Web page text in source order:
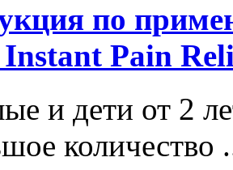
по
Pain
и дети от 2
количество